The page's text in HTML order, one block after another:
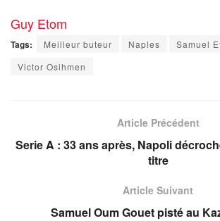
Guy Etom
Tags: Meilleur buteur Naples Samuel
Victor Osihmen
Article Précédent
Serie A : 33 ans après, Napoli
titre
Article Suivant
Samuel Oum Gouet pisté au